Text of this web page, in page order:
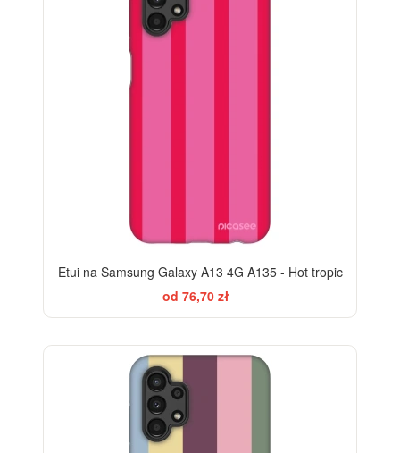
Etui na Samsung Galaxy A13 4G A135 - Hot tropic
od 76,70 zł